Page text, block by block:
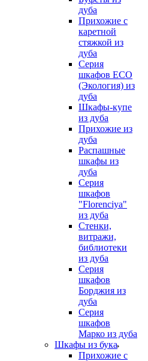
дуба
Прихожие с
каретной
стяжкой из
дуба
Серия
шкафов ECO
(Экология) из
дуба
Шкафы-купе
из дуба
Прихожие из
дуба
Распашные
шкафы из
дуба
Серия
шкафов
"Florenciya"
из дуба
Стенки,
витражи,
библиотеки
из дуба
Серия
шкафов
Борджия из
дуба
Серия
шкафов
Марко из дуба
Шкафы из бука
Прихожие с